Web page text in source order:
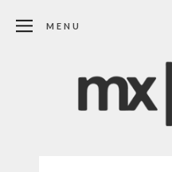
MENU